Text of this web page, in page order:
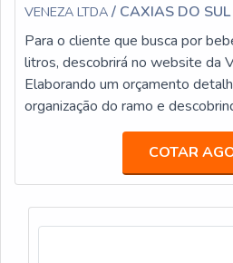
VENEZA LTDA / CAXIAS DO
Para o cliente que busca por
litros, descobrirá no website da
Elaborando um orçamento
organização do ramo e
em qualidade.Quando o tema é
litros, com os profissionais
Filtros o cliente atingirá ótima
SOBRE BEBEDOURO
COTAR